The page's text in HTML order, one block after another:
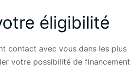
éligibilité
contact avec vous dans les plus
votre possibilité de financement